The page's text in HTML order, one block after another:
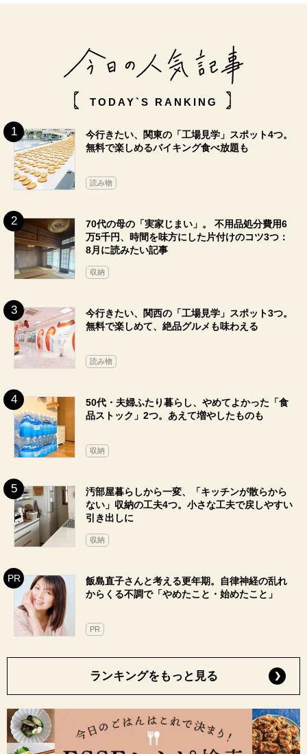
TODAY`S RANKING
今行きたい、関東の「工場見学」スポット4つ。
無料で楽しめるバイキング食べ放題も
読み物
70代の母の「実家じまい」。 不用品処分費用6
万5千円、時間を味方にした片付けのコツ3つ：
8月に読みたい記事
収納
今行きたい、関西の「工場見学」スポット3つ。
無料で楽しめて、絶品グルメも味わえる
読み物
50代・夫婦ふたり暮らし、やめてよかった「食
品ストック」2つ。あえて増やしたものも
収納
汚部屋暮らしから一変、「キッチンが散らから
ない」収納の工夫4つ。小さな工夫で戻しやすい
引き出しに
収納
飯島直子さんと考える更年期。自律神経の乱れ
からくる不調で「やめたこと・始めたこと」
PR
ランキングをもっと見る